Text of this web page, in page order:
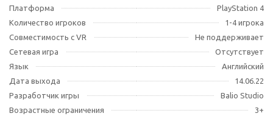
Платформа
PlayStation 4
Количество игроков
1-4 игрока
Совместимость с VR
Не поддерживает
Сетевая игра
Отсутствует
Язык
Английский
Дата выхода
14.06.22
Разработчик игры
Balio Studio
Возрастные ограничения
3+